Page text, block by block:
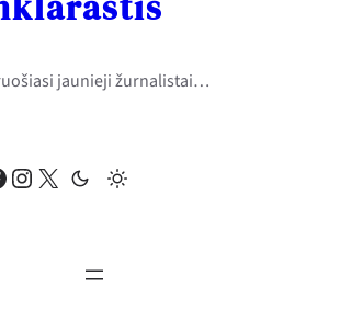
Instagram X
jaunieji žurnalistai…